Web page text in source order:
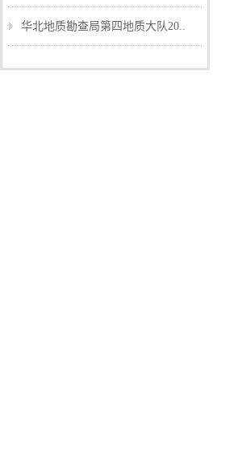
华北地质勘查局第四地质大队20..